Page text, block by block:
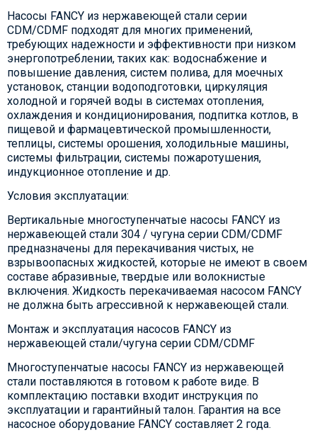
Насосы FANCY из нержавеющей стали серии
CDM/CDMF подходят для многих применений,
требующих надежности и эффективности при низком
энергопотреблении, таких как: водоснабжение и
повышение давления, систем полива, для моечных
установок, станции водоподготовки, циркуляция
холодной и горячей воды в системах отопления,
охлаждения и кондиционирования, подпитка котлов, в
пищевой и фармацевтической промышленности,
теплицы, системы орошения, холодильные машины,
системы фильтрации, системы пожаротушения,
индукционное отопление и др.
Условия эксплуатации:
Вертикальные многоступенчатые насосы FANCY из
нержавеющей стали 304 / чугуна серии CDM/CDMF
предназначены для перекачивания чистых, не
взрывоопасных жидкостей, которые не имеют в своем
составе абразивные, твердые или волокнистые
включения. Жидкость перекачиваемая насосом FANCY
не должна быть агрессивной к нержавеющей стали.
Монтаж и эксплуатация насосов FANCY из
нержавеющей стали/чугуна серии CDM/CDMF
Многоступенчатые насосы FANCY из нержавеющей
стали поставляются в готовом к работе виде. В
комплектацию поставки входит инструкция по
эксплуатации и гарантийный талон. Гарантия на все
насосное оборудование FANCY составляет 2 года.